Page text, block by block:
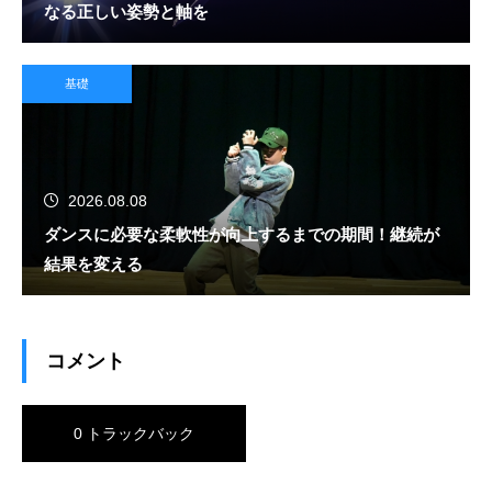
なる正しい姿勢と軸を
基礎
2026.08.08
ダンスに必要な柔軟性が向上するまでの期間！継続が
結果を変える
コメント
0 トラックバック